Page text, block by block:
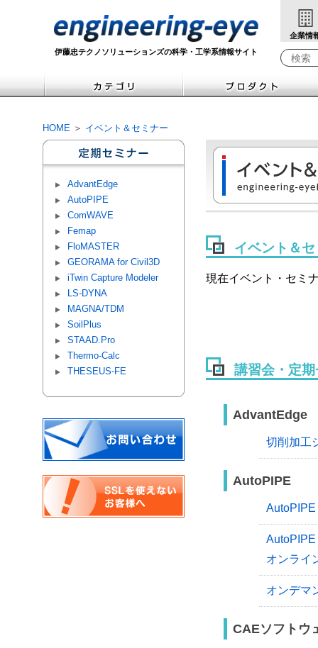
伊藤忠テクノソリューションズの科学・工学系情報サイト
企業情
検索キ
HOME ＞ イベント＆セミナー
AdvantEdge
AutoPIPE
ComWAVE
Femap
FloMASTER
GEORAMA for Civil3D
iTwin Capture Modeler
LS-DYNA
MAGNA/TDM
SoilPlus
STAAD.Pro
Thermo-Calc
THESEUS-FE
イベント＆
現在イベント・セミ
講習会・定
AdvantEdge
切削加工
AutoPIPE
オンライ
オンデマ
CAEソフトウ